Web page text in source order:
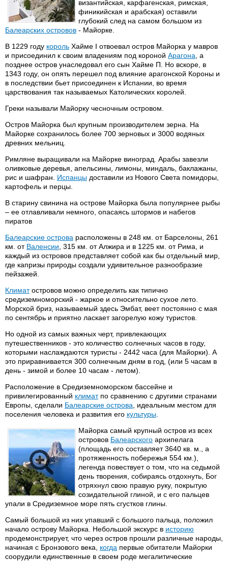
византийская, карфагенская, римская,
финикийская и арабская) оставили
глубокий след на самом большом из
Балеарских островов - Майорке.
В 1229 году король Хайме I отвоевал остров Майорка у мавров
и присоединил к своим владениям под короной Арагона , а
позднее остров унаследовал его сын Хайме П. Но вскоре, в
1343 году, он опять перешел под влияние арагонской Короны и
в последствии бьет присоединен к Испании, во время
царствования так называемых Католических королей.
Греки называли Майорку чесночным островом.
Остров Майорка был крупным производителем зерна. На
Майорке сохранилось более 700 зерновых и 3000 водяных
древних мельниц.
Римляне выращивали на Майорке виноград. Арабы завезли
оливковые деревья, апельсины, лимоны, миндаль, баклажаны,
рис и шафран. Испанцы доставили из Нового Света помидоры,
картофель и перцы.
В старину свинина на острове Майорка была популярнее рыбы
– ее отлавливали немного, опасаясь штормов и набегов
пиратов
Балеарские острова расположены в 248 км. от Барселоны, 261
км. от Валенсии , 315 км. от Алжира и в 1225 км. от Рима, и
каждый из островов представляет собой как бы отдельный мир,
где капризы природы создали удивительное разнообразие
пейзажей.
Климатостровов можно определить как типично
средиземноморский - жаркое и относительно сухое лето.
Морской бриз, называемый здесь Эмбат, веет постоянно с мая
по сентябрь и приятно ласкает загорелую кожу туристов.
Но одной из самых важных черт, привлекающих
путешественников - это количество солнечных часов в году,
которыми наслаждаются туристы - 2442 часа (для Майорки). А
это приравнивается 300 солнечным дням в год, (или 5 часам в
день - зимой и более 10 часам - летом).
Расположение в Средиземноморском бассейне и
привилегированный климатпо сравнению с другими странами
Европы, сделали Балеарские острова , идеальным местом для
поселения человека и развития его культуры
Майорка самый крупный остров из всех
островов Балеарского архипелага
(площадь его составляет 3640 кв. м., а
протяженность побережья 554 км.),
легенда повествует о том, что на седьмой
день творения, собираясь отдохнуть, Бог
отряхнул свою правую руку, покрытую
созидательной глиной, и с его пальцев
упали в Средиземное море пять сгустков глины.
Самый большой из них упавший с большого пальца, положил
начало острову Майорка. Небольшой экскурс в историю
продемонстрирует, что через остров прошли различные народы,
начиная с Бронзового века, когда первые обитатели Майорки
соорудили единственные в своем роде мегалитические